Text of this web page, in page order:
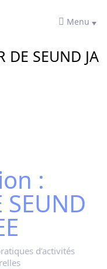
Menu
DE SEUND JA
:
SEUND
d’activités